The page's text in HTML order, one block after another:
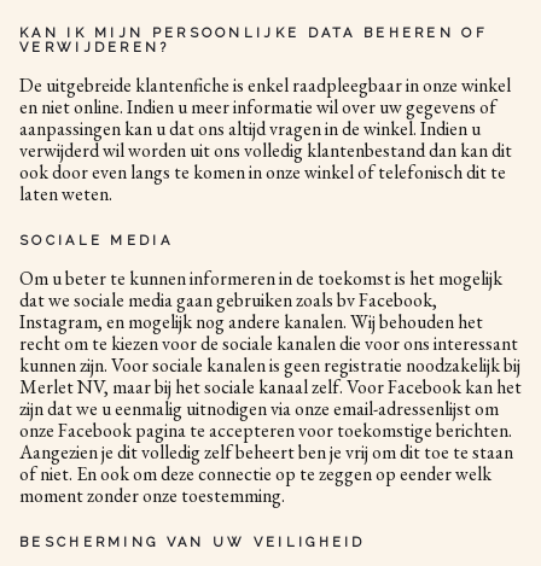
KAN IK MIJN PERSOONLIJKE DATA BEHEREN OF
VERWIJDEREN?
De uitgebreide klantenfiche is enkel raadpleegbaar in onze winkel
en niet online. Indien u meer informatie wil over uw gegevens of
aanpassingen kan u dat ons altijd vragen in de winkel. Indien u
verwijderd wil worden uit ons volledig klantenbestand dan kan dit
ook door even langs te komen in onze winkel of telefonisch dit te
laten weten.
SOCIALE MEDIA
Om u beter te kunnen informeren in de toekomst is het mogelijk
dat we sociale media gaan gebruiken zoals bv Facebook,
Instagram, en mogelijk nog andere kanalen. Wij behouden het
recht om te kiezen voor de sociale kanalen die voor ons interessant
kunnen zijn. Voor sociale kanalen is geen registratie noodzakelijk bij
Merlet NV, maar bij het sociale kanaal zelf. Voor Facebook kan het
zijn dat we u eenmalig uitnodigen via onze email-adressenlijst om
onze Facebook pagina te accepteren voor toekomstige berichten.
Aangezien je dit volledig zelf beheert ben je vrij om dit toe te staan
of niet. En ook om deze connectie op te zeggen op eender welk
moment zonder onze toestemming.
BESCHERMING VAN UW VEILIGHEID